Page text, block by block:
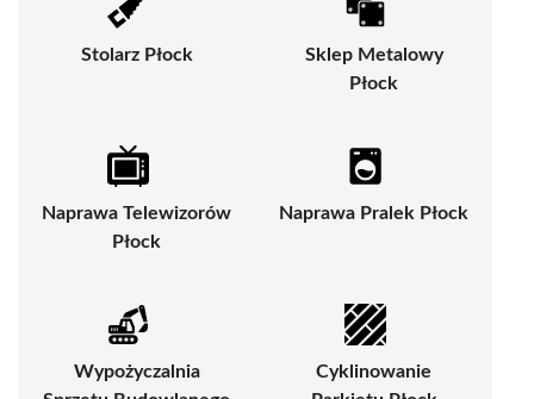
Stolarz Płock
Sklep Metalowy
Płock
Naprawa Telewizorów
Płock
Naprawa Pralek Płock
Wypożyczalnia
Cyklinowanie